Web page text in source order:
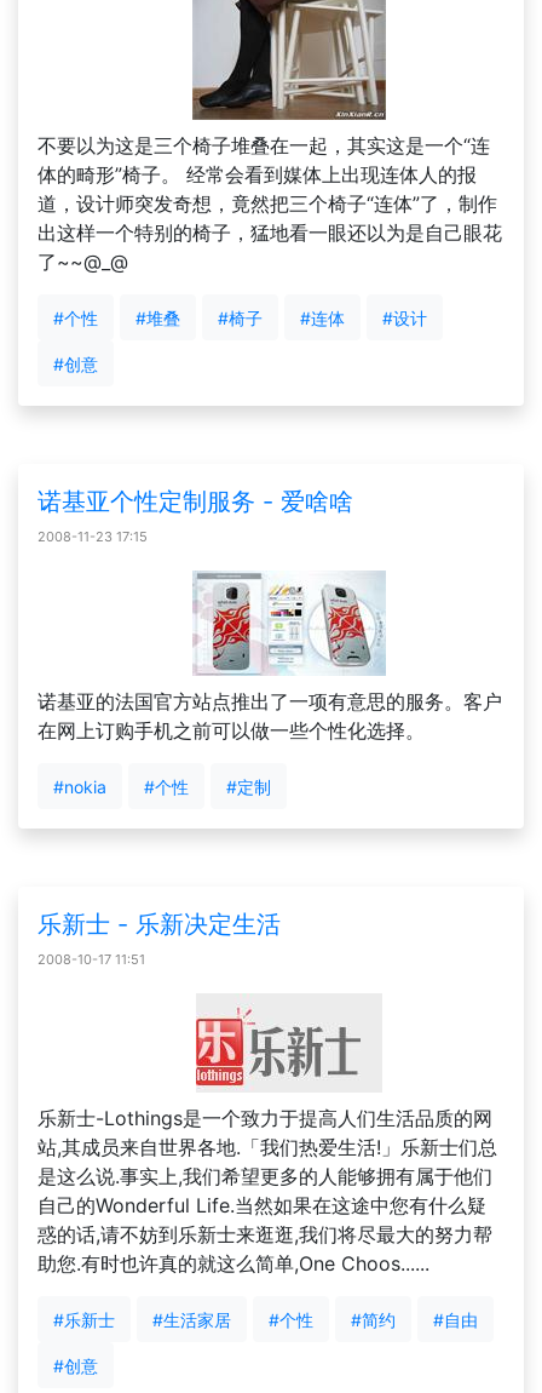
不要以为这是三个椅子堆叠在一起，其实这是一个“连
体的畸形”椅子。 经常会看到媒体上出现连体人的报
道，设计师突发奇想，竟然把三个椅子“连体”了，制作
出这样一个特别的椅子，猛地看一眼还以为是自己眼花
了~~@_@
#个性 #堆叠 #椅子 #连体 #设计
#创意
诺基亚个性定制服务 - 爱啥啥
2008-11-23 17:15
诺基亚的法国官方站点推出了一项有意思的服务。客户
在网上订购手机之前可以做一些个性化选择。
#nokia #个性 #定制
乐新士 - 乐新决定生活
2008-10-17 11:51
乐新士-Lothings是一个致力于提高人们生活品质的网
站,其成员来自世界各地.「我们热爱生活!」乐新士们总
是这么说.事实上,我们希望更多的人能够拥有属于他们
自己的Wonderful Life.当然如果在这途中您有什么疑
惑的话,请不妨到乐新士来逛逛,我们将尽最大的努力帮
助您.有时也许真的就这么简单,One Choos......
#乐新士 #生活家居 #个性 #简约 #自由
#创意